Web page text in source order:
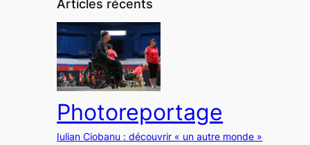
Articles récents
Photoreportage
Iulian Ciobanu : découvrir « un autre monde »